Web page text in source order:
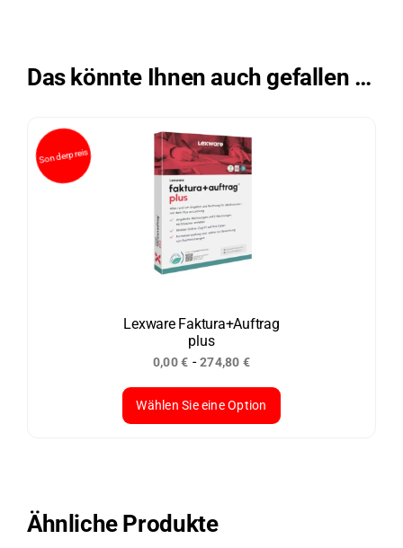
Das könnte Ihnen auch gefallen …
Lexware Faktura+Auftrag
plus
0,00€ -274,80 €
Wählen Sie eine Option
Varianten
Ähnliche Produkte